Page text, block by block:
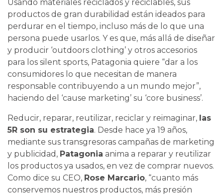
Usando materiales reciclados y reciclables, sus
productos de gran durabilidad están ideados para
perdurar en el tiempo, incluso más de lo que una
persona puede usarlos. Y es que, más allá de diseñar
y producir ‘outdoors clothing’ y otros accesorios
para los silent sports, Patagonia quiere “dar a los
consumidores lo que necesitan de manera
responsable contribuyendo a un mundo mejor”,
haciendo del ‘cause marketing’ su ‘core business’.
Reducir, reparar, reutilizar, reciclar y reimaginar, las
5R son su estrategia. Desde hace ya 19 años,
mediante sus transgresoras campañas de marketing
y publicidad, Patagonia anima a reparar y reutilizar
los productos ya usados, en vez de comprar nuevos.
Como dice su CEO, Rose Marcario, “cuanto más
conservemos nuestros productos, más presión